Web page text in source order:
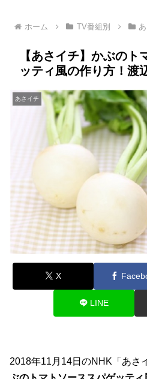
ホーム TV番組別
【あさイチ】かぶのト
ッティ風の作り方！渡
あさイチ
X
LINE
2018年11月14日のNHK「あさ